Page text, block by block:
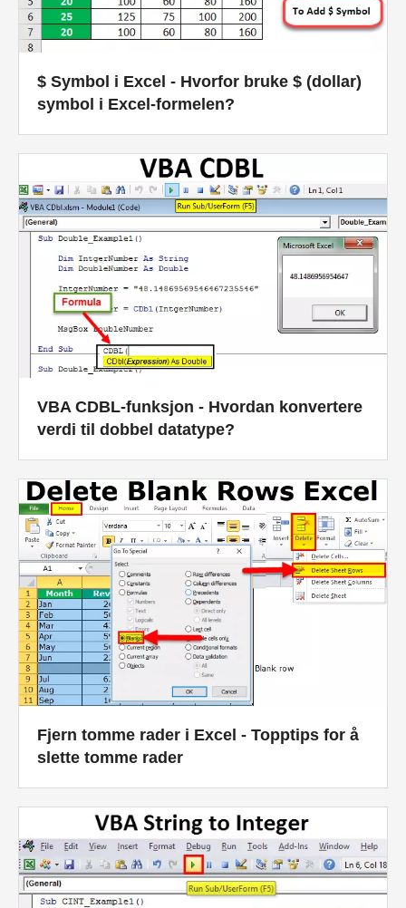
$ Symbol i Excel - Hvorfor bruke $ (dollar)
symbol i Excel-formelen?
VBA CDBL-funksjon - Hvordan konvertere
verdi til dobbel datatype?
Fjern tomme rader i Excel - Topptips for å
slette tomme rader